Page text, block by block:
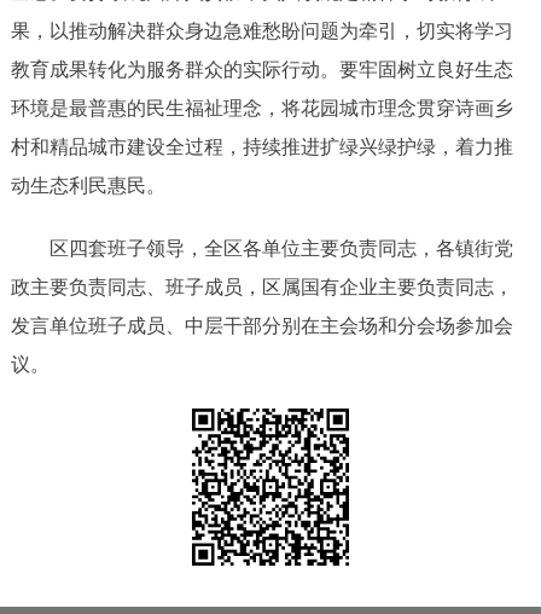
果，以推动解决群众身边急难愁盼问题为牵引，切实将学习
教育成果转化为服务群众的实际行动。要牢固树立良好生态
环境是最普惠的民生福祉理念，将花园城市理念贯穿诗画乡
村和精品城市建设全过程，持续推进扩绿兴绿护绿，着力推
动生态利民惠民。
区四套班子领导，全区各单位主要负责同志，各镇街党
政主要负责同志、班子成员，区属国有企业主要负责同志，
发言单位班子成员、中层干部分别在主会场和分会场参加会
议。